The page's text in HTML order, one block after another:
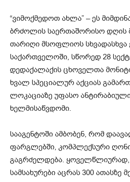
“ვიმოქმედოთ ახლა” – ეს
ბრძოლის საერთაშორისო დღის
თარიღი მსოფლიოს სხვადასხვა
საქართველოში, სწორედ 28
დედაქალაქის ცხოველთა
ხვალ სპეციალურ აქციას
ლოკაციაზე უფასო ანტირაბიული
ხელმისაწვდომი.
სააგენტოში ამბობენ, რომ
ფარგლებში, კომპლექსური
გაგრძელდება. ყოველწლიურად,
სამსახურები აცრას 300 ათასზე